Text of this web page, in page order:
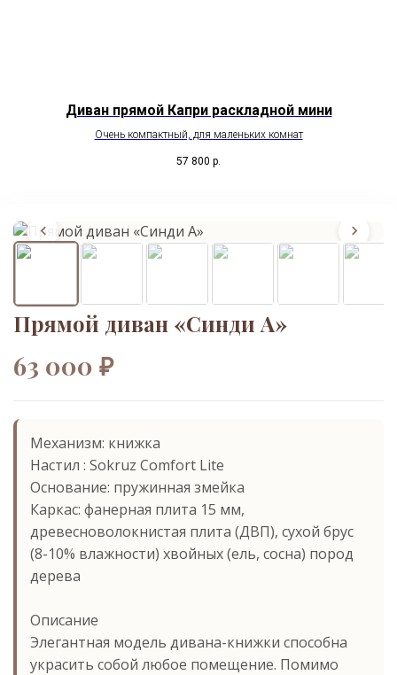
Диван прямой Капри раскладной мини
Очень компактный, для маленьких комнат
57 800 р.
Прямой диван «Синди А»
63 000 ₽
Механизм: книжка
Настил : Sokruz Comfort Lite
Основание: пружинная змейка
Каркас: фанерная плита 15 мм,
древесноволокнистая плита (ДВП), сухой брус
(8-10% влажности) хвойных (ель, сосна) пород
дерева
Описание
Элегантная модель дивана-книжки способна
украсить собой любое помещение. Помимо